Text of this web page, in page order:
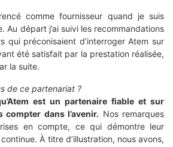
comme fournisseur quand je suis
Au départ j’ai suivi les recommandations
qui préconisaient d’interroger Atem sur
été satisfait par la prestation réalisée,
la suite.
de ce partenariat ?
est un partenaire fiable et sur
dans l’avenir. Nos remarques
en compte, ce qui démontre leur
À titre d’illustration, nous avons,